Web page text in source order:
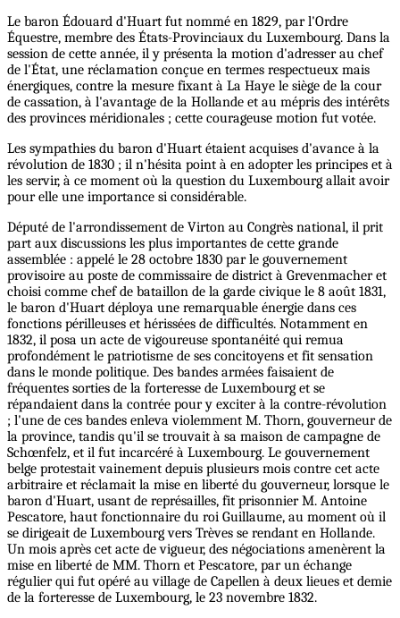
Le baron Édouard d'Huart fut nommé en 1829, par l'Ordre
Équestre, membre des États-Provinciaux du Luxembourg. Dans la
session de cette année, il y présenta la motion d'adresser au chef
de l'État, une réclamation conçue en termes respectueux mais
énergiques, contre la mesure fixant à La Haye le siège de la cour
de cassation, à l'avantage de la Hollande et au mépris des intérêts
des provinces méridionales ; cette courageuse motion fut votée.
Les sympathies du baron d'Huart étaient acquises d'avance à la
révolution de 1830 ; il n'hésita point à en adopter les principes et à
les servir, à ce moment où la question du Luxembourg allait avoir
pour elle une importance si considérable.
Député de l'arrondissement de Virton au Congrès national, il prit
part aux discussions les plus importantes de cette grande
assemblée : appelé le 28 octobre 1830 par le gouvernement
provisoire au poste de commissaire de district à Grevenmacher et
choisi comme chef de bataillon de la garde civique le 8 août 1831,
le baron d'Huart déploya une remarquable énergie dans ces
fonctions périlleuses et hérissées de difficultés. Notamment en
1832, il posa un acte de vigoureuse spontanéité qui remua
profondément le patriotisme de ses concitoyens et fit sensation
dans le monde politique. Des bandes armées faisaient de
fréquentes sorties de la forteresse de Luxembourg et se
répandaient dans la contrée pour y exciter à la contre-révolution
; l'une de ces bandes enleva violemment M. Thorn, gouverneur de
la province, tandis qu'il se trouvait à sa maison de campagne de
Schœnfelz, et il fut incarcéré à Luxembourg. Le gouvernement
belge protestait vainement depuis plusieurs mois contre cet acte
arbitraire et réclamait la mise en liberté du gouverneur, lorsque le
baron d'Huart, usant de représailles, fit prisonnier M. Antoine
Pescatore, haut fonctionnaire du roi Guillaume, au moment où il
se dirigeait de Luxembourg vers Trèves se rendant en Hollande.
Un mois après cet acte de vigueur, des négociations amenèrent la
mise en liberté de MM. Thorn et Pescatore, par un échange
régulier qui fut opéré au village de Capellen à deux lieues et demie
de la forteresse de Luxembourg, le 23 novembre 1832.